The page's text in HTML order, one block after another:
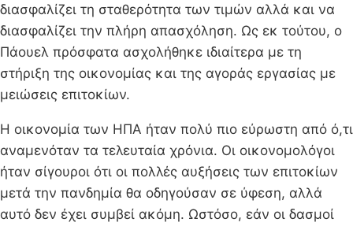
διασφαλίζει τη σταθερότητα των τιμών αλλά και να
διασφαλίζει την πλήρη απασχόληση. Ως εκ τούτου, ο
Πάουελ πρόσφατα ασχολήθηκε ιδιαίτερα με τη
στήριξη της οικονομίας και της αγοράς εργασίας με
μειώσεις επιτοκίων.
Η οικονομία των ΗΠΑ ήταν πολύ πιο εύρωστη από ό,τι
αναμενόταν τα τελευταία χρόνια. Οι οικονομολόγοι
ήταν σίγουροι ότι οι πολλές αυξήσεις των επιτοκίων
μετά την πανδημία θα οδηγούσαν σε ύφεση, αλλά
αυτό δεν έχει συμβεί ακόμη. Ωστόσο, εάν οι δασμοί